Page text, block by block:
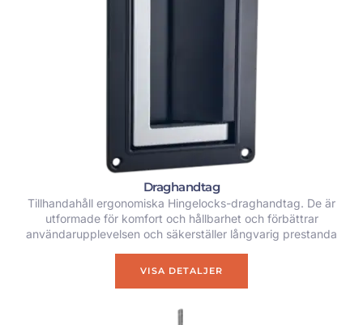
Draghandtag
Tillhandahåll ergonomiska Hingelocks-draghandtag. De är
utformade för komfort och hållbarhet och förbättrar
användarupplevelsen och säkerställer långvarig prestanda
VISA DETALJER